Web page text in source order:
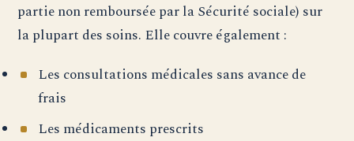
partie non remboursée par la Sécurité sociale) sur
la plupart des soins. Elle couvre également :
Les consultations médicales sans avance de
frais
Les médicaments prescrits